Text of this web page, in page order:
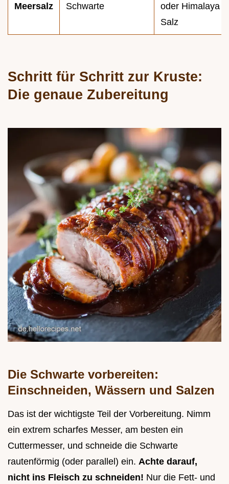
Meersalz Schwarte
oder Himalaya
Salz
Schritt für Schritt zur Kruste:
Die genaue Zubereitung
Die Schwarte vorbereiten:
Einschneiden, Wässern und Salzen
Das ist der wichtigste Teil der Vorbereitung. Nimm
ein extrem scharfes Messer, am besten ein
Cuttermesser, und schneide die Schwarte
rautenförmig (oder parallel) ein. Achte darauf,
nicht ins Fleisch zu schneiden! Nur die Fett- und